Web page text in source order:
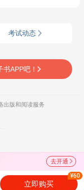
考试动态
APP吧！
出版和阅读服务
去开通
立即购买
¥60